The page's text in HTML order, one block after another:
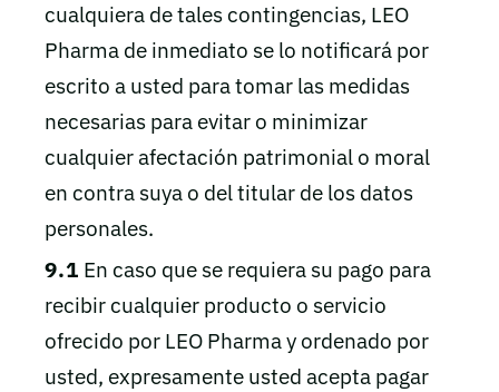
cualquiera de tales contingencias, LEO
Pharma de inmediato se lo notificará por
escrito a usted para tomar las medidas
necesarias para evitar o minimizar
cualquier afectación patrimonial o moral
en contra suya o del titular de los datos
personales.
9.1 En caso que se requiera su pago para
recibir cualquier producto o servicio
ofrecido por LEO Pharma y ordenado por
usted, expresamente usted acepta pagar